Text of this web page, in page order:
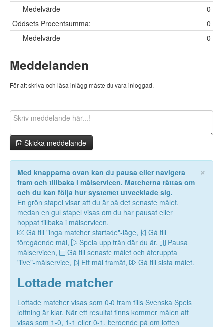
- Medelvärde
0
Oddsets Procentsumma:
0
- Medelvärde
0
Meddelanden
För att skriva och läsa inlägg måste du vara inloggad.
Skicka meddelande
×
Med knapparna ovan kan du pausa eller navigera
fram och tillbaka i målservicen. Matcherna rättas om
och du kan följa hur systemet utvecklade sig.
En grön stapel visar att du är på det senaste målet,
medan en gul stapel visas om du har pausat eller
hoppat tillbaka i målservicen.
Gå till "inga matcher startade"-läge,
Gå till
föregående mål,
Spela upp från där du är,
Pausa
målservicen,
Gå till senaste målet och återuppta
"live"-målservice,
Ett mål framåt, Gå till sista målet.
Lottade matcher
Lottade matcher visas som 0-0 fram tills Svenska Spels
lottning är klar. När ett resultat finns kommer målen att
visas som 1-0, 1-1 eller 0-1, beroende på om lotten